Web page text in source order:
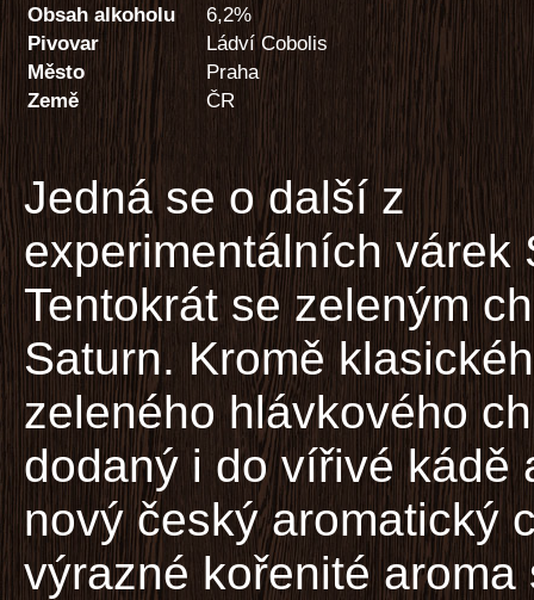
Obsah alkoholu
6,2%
Pivovar
Ládví Cobolis
Město
Praha
Země
ČR
Jedná se o další z
experimentálních várek
Tentokrát se zeleným
Saturn. Kromě
zeleného hlávkového
dodaný i do vířivé kádě
nový český aromatický
výrazné kořenité